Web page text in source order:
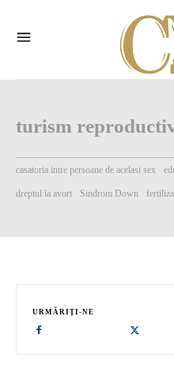
turism
casatoria intre persoane de acelasi sex
dreptul la avort Sindrom Down
URMĂRIȚI-NE